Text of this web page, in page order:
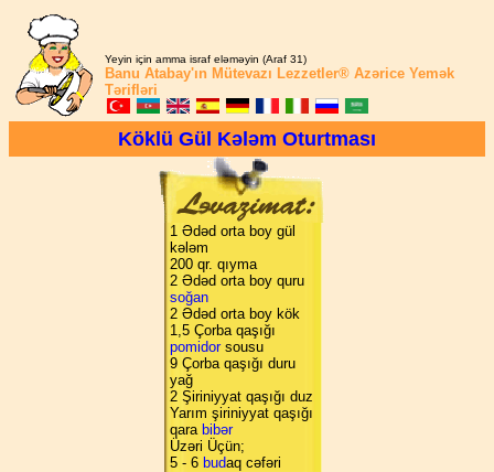
Yeyin için amma israf eləməyin (Araf 31)
Banu Atabay'ın Mütevazı Lezzetler® Azərice Yemək
Tərifləri
Köklü Gül Kələm Oturtması
1 Ədəd orta boy gül
kələm
200 qr. qıyma
2 Ədəd orta boy quru
soğan
2 Ədəd orta boy kök
1,5 Çorba qaşığı
pomidorsousu
9 Çorba qaşığı duru
yağ
2 Şiriniyyat qaşığı duz
Yarım şiriniyyat qaşığı
qara bibər
Üzəri Üçün;
5 - 6 budaq cəfəri